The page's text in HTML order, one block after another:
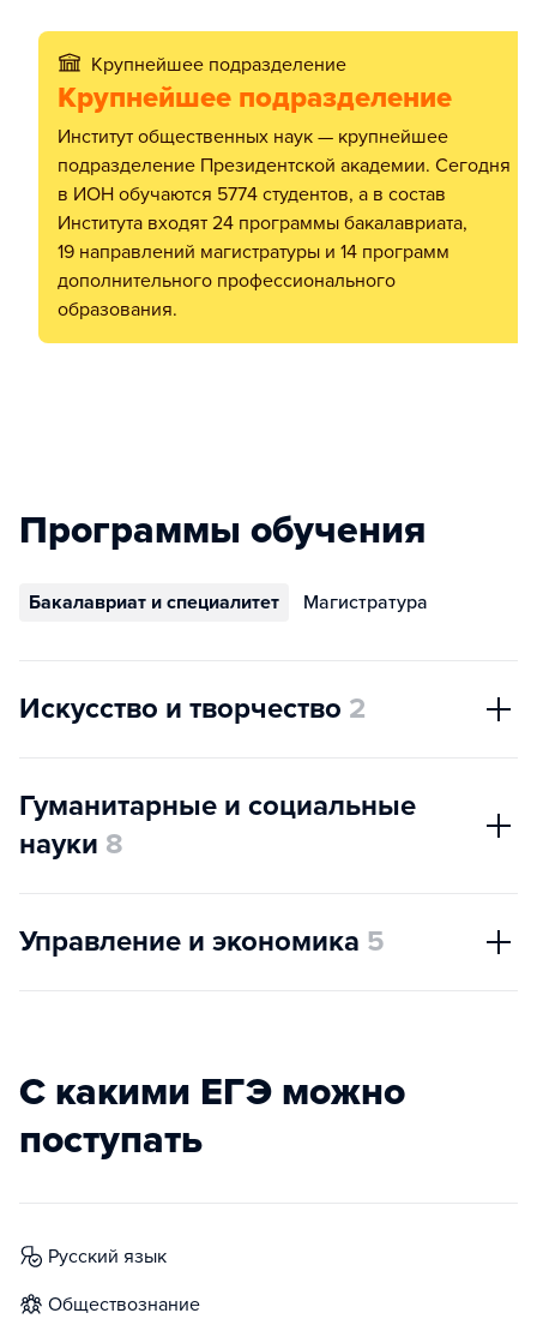
Крупнейшее подразделение
Крупнейшее подразделение
Институт общественных наук — крупнейшее
подразделение Президентской академии. Сегодня
в ИОН обучаются 5774 студентов, а в состав
Института входят 24 программы бакалавриата,
19 направлений магистратуры и 14 программ
дополнительного профессионального
образования.
Программы обучения
Бакалавриат и специалитет Магистратура
Искусство и творчество 2
Гуманитарные и социальные
науки 8
Управление и экономика 5
С какими ЕГЭ можно
поступать
русский язык
обществознание